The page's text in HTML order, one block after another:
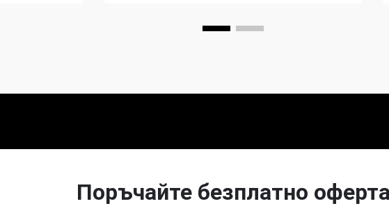
Поръчайте безплатно оферта